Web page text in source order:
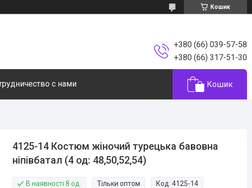
Кошик
+380 (66) 039-57-58
+380 (66) 317-51-30
с нами Кошик
4125-14 Костюм жіночий турецька бавовна
ніпівбатал (4 од: 48,50,52,54)
В наявності 8 од. Тільки оптом Код:4125-14